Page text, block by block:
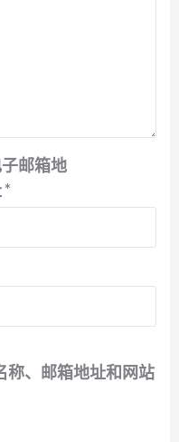
邮箱地
*
称、邮箱地址和网站